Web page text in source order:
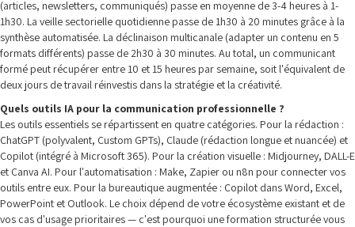
(articles, newsletters, communiqués) passe en moyenne de 3-4 heures à 1-
1h30. La veille sectorielle quotidienne passe de 1h30 à 20 minutes grâce à la
synthèse automatisée. La déclinaison multicanale (adapter un contenu en 5
formats différents) passe de 2h30 à 30 minutes. Au total, un communicant
formé peut récupérer entre 10 et 15 heures par semaine, soit l'équivalent de
deux jours de travail réinvestis dans la stratégie et la créativité.
Quels outils IA pour la communication professionnelle ?
Les outils essentiels se répartissent en quatre catégories. Pour la rédaction :
ChatGPT (polyvalent, Custom GPTs), Claude (rédaction longue et nuancée) et
Copilot (intégré à Microsoft 365). Pour la création visuelle : Midjourney, DALL-E
et Canva AI. Pour l'automatisation : Make, Zapier ou n8n pour connecter vos
outils entre eux. Pour la bureautique augmentée : Copilot dans Word, Excel,
PowerPoint et Outlook. Le choix dépend de votre écosystème existant et de
vos cas d'usage prioritaires — c'est pourquoi une formation structurée vous